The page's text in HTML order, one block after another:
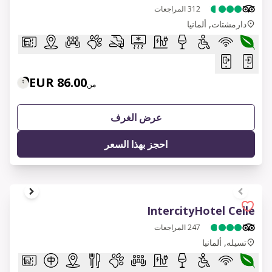
312المراجعات
دارمشتات, ألمانيا
من86.00 EUR
عرض الغرف
احجز بهذا السعر
1 of 6
IntercityHotel Celle
247المراجعات
تسيله, ألمانيا